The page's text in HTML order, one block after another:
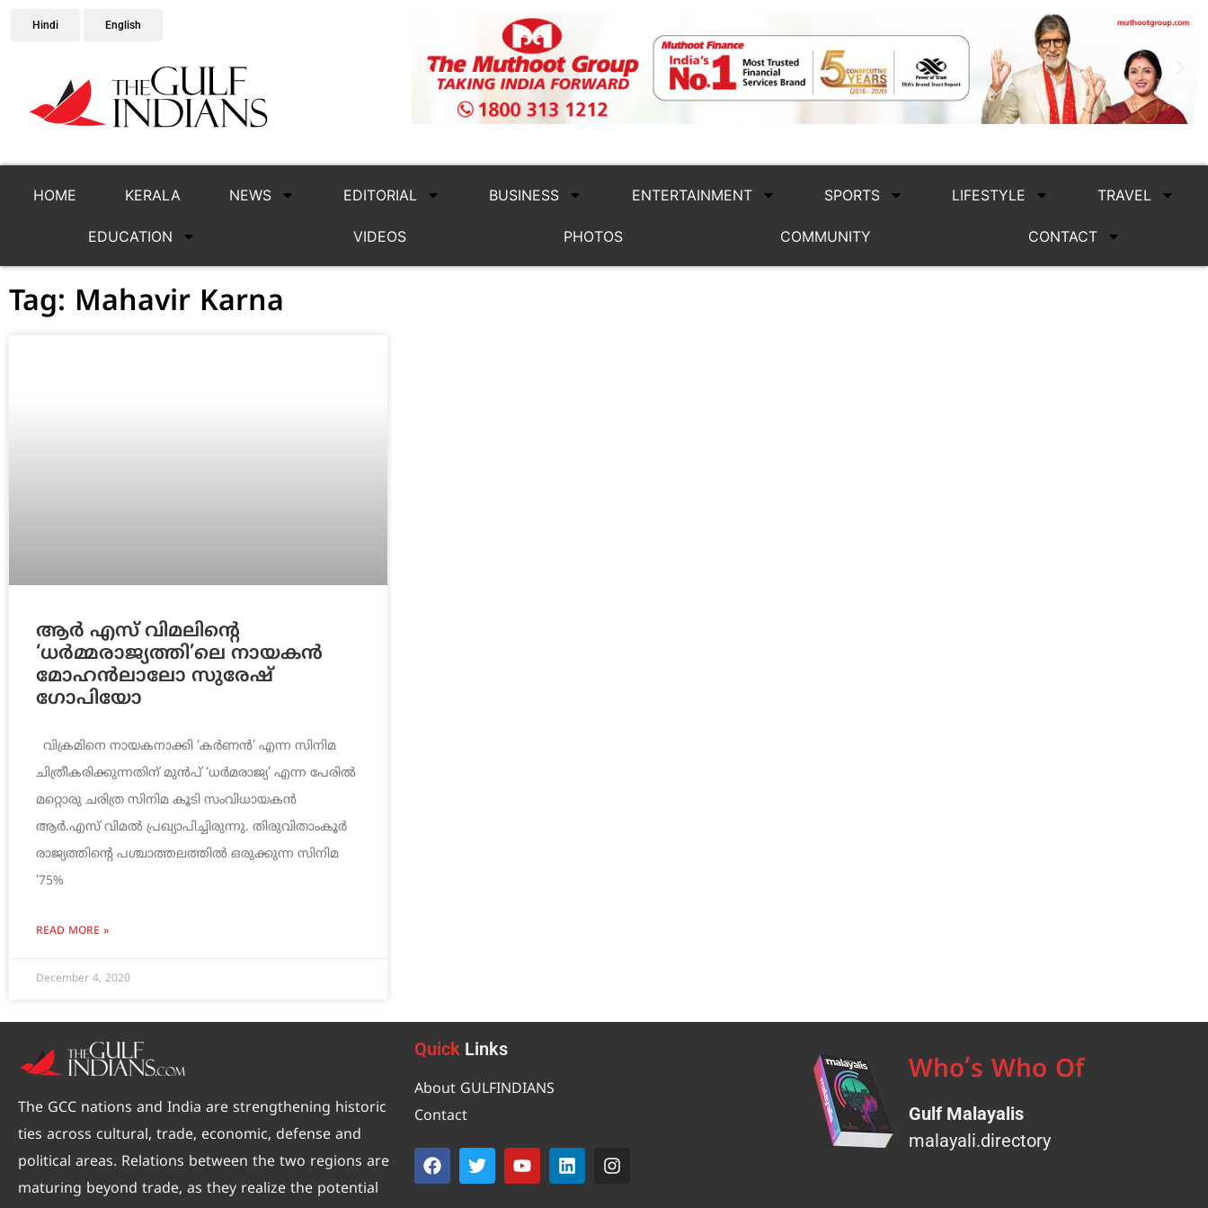
Hindi English
HOME KERALA NEWS EDITORIAL BUSINESS ENTERTAINMENT SPORTS LIFESTYLE TRAVEL
EDUCATION VIDEOS PHOTOS COMMUNITY CONTACT
Tag: Mahavir Karna
ആർ എസ് വിമലിന്റെ
‘ധർമ്മരാജ്യത്തി’ലെ നായകൻ
മോഹൻലാലോ സുരേഷ്
ഗോപിയോ
വിക്രമിനെ നായകനാക്കി ‘കര്‍ണന്‍’ എന്ന സിനിമ
ചിത്രീകരിക്കുന്നതിന് മുന്‍പ് ‘ധര്‍മരാജ്യ’ എന്ന പേരില്‍
മറ്റൊരു ചരിത്ര സിനിമ കൂടി സംവിധായകന്‍
ആര്‍.എസ് വിമല്‍ പ്രഖ്യാപിച്ചിരുന്നു. തിരുവിതാംകൂര്‍
രാജ്യത്തിന്റെ പശ്ചാത്തലത്തില്‍ ഒരുക്കുന്ന സിനിമ
‘75%
READ MORE »
December 4, 2020
The GCC nations and India are strengthening historic
ties across cultural, trade, economic, defense and
political areas. Relations between the two regions are
maturing beyond trade, as they realize the potential
Quick Links
About GULFINDIANS
Contact
Who’s Who Of
Gulf Malayalis
malayali.directory